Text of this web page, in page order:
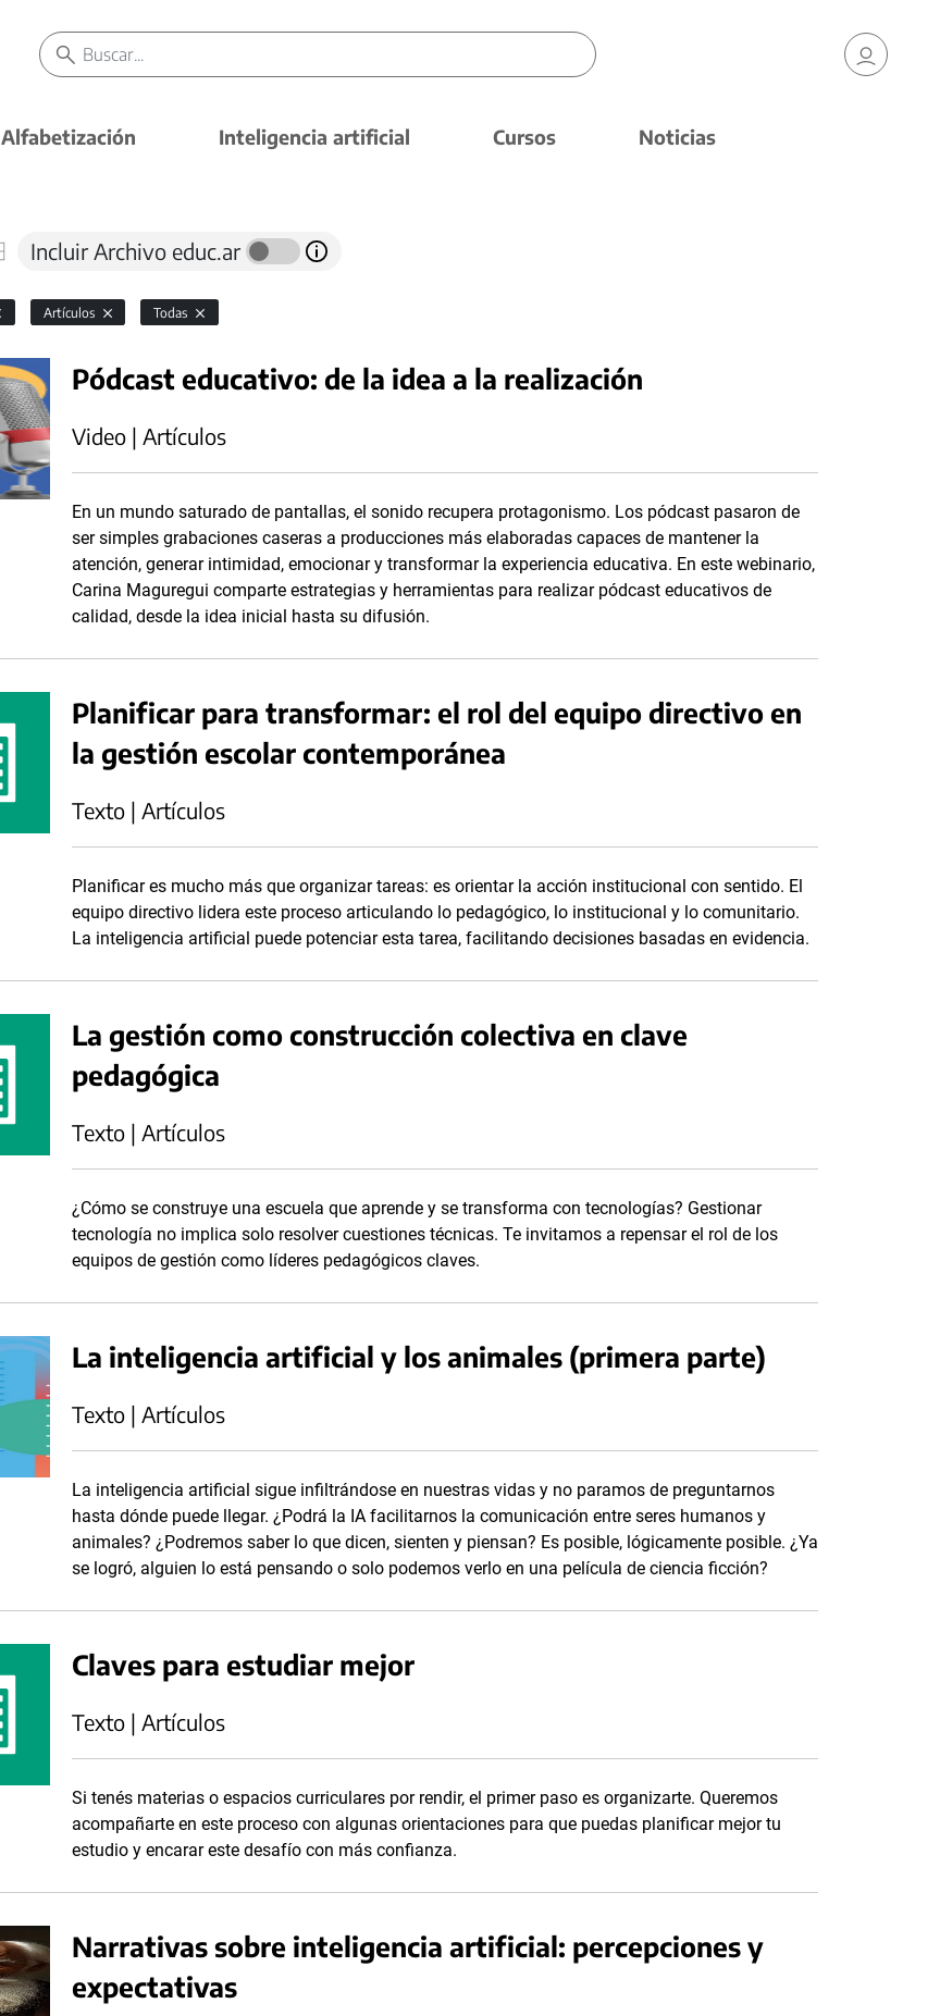
Alfabetización Inteligencia artificial Cursos Noticias
Incluir Archivo educ.ar
Artículos Todas
Pódcast educativo: de la idea a la realización
Video | Artículos
En un mundo saturado de pantallas, el sonido recupera protagonismo. Los pódcast pasaron de
ser simples grabaciones caseras a producciones más elaboradas capaces de mantener la
atención, generar intimidad, emocionar y transformar la experiencia educativa. En este webinario,
Carina Maguregui comparte estrategias y herramientas para realizar pódcast educativos de
calidad, desde la idea inicial hasta su difusión.
Planificar para transformar: el rol del equipo directivo en
la gestión escolar contemporánea
Texto | Artículos
Planificar es mucho más que organizar tareas: es orientar la acción institucional con sentido. El
equipo directivo lidera este proceso articulando lo pedagógico, lo institucional y lo comunitario.
La inteligencia artificial puede potenciar esta tarea, facilitando decisiones basadas en evidencia.
La gestión como construcción colectiva en clave
pedagógica
Texto | Artículos
¿Cómo se construye una escuela que aprende y se transforma con tecnologías? Gestionar
tecnología no implica solo resolver cuestiones técnicas. Te invitamos a repensar el rol de los
equipos de gestión como líderes pedagógicos claves.
La inteligencia artificial y los animales (primera parte)
Texto | Artículos
La inteligencia artificial sigue infiltrándose en nuestras vidas y no paramos de preguntarnos
hasta dónde puede llegar. ¿Podrá la IA facilitarnos la comunicación entre seres humanos y
animales? ¿Podremos saber lo que dicen, sienten y piensan? Es posible, lógicamente posible. ¿Ya
se logró, alguien lo está pensando o solo podemos verlo en una película de ciencia ficción?
Claves para estudiar mejor
Texto | Artículos
Si tenés materias o espacios curriculares por rendir, el primer paso es organizarte. Queremos
acompañarte en este proceso con algunas orientaciones para que puedas planificar mejor tu
estudio y encarar este desafío con más confianza.
Narrativas sobre inteligencia artificial: percepciones y
expectativas